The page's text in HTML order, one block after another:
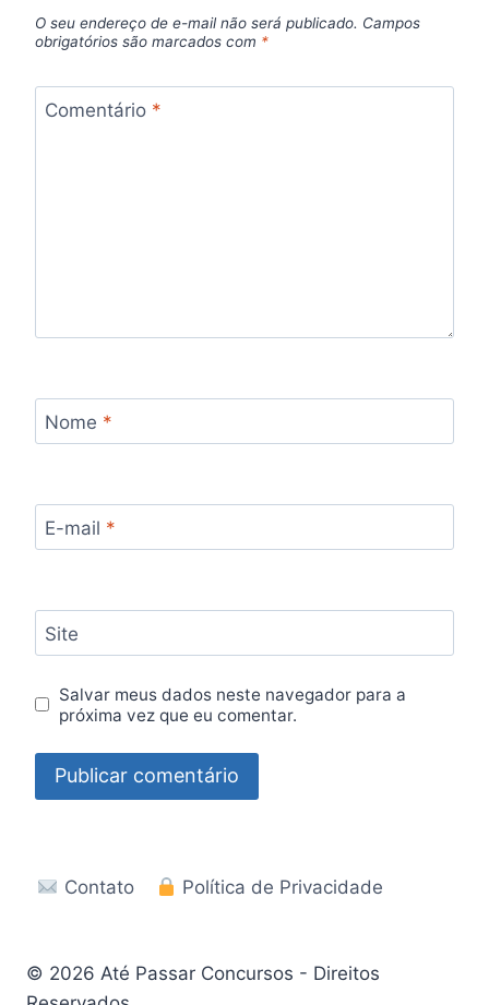
O seu endereço de e-mail não será publicado. Campos
obrigatórios são marcados com *
Comentário *
Nome *
E-mail *
Site
Salvar meus dados neste navegador para a
próxima vez que eu comentar.
Contato Política de Privacidade
© 2026 Até Passar Concursos - Direitos